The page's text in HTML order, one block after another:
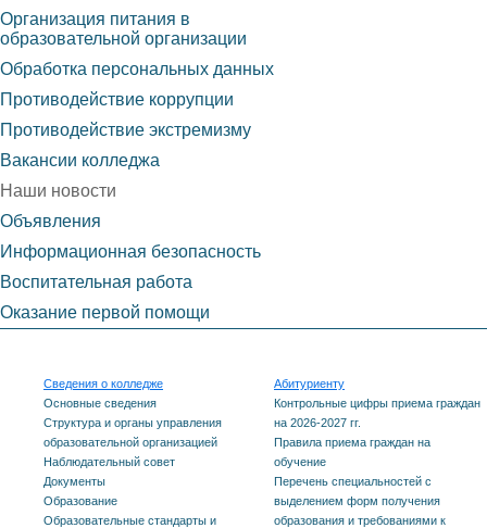
Организация питания в
образовательной организации
Обработка персональных данных
Противодействие коррупции
Противодействие экстремизму
Вакансии колледжа
Наши новости
Объявления
Информационная безопасность
Воспитательная работа
Оказание первой помощи
Сведения о колледже
Основные сведения
Структура и органы управления
образовательной организацией
Наблюдательный совет
Документы
Образование
Образовательные стандарты и
Абитуриенту
Контрольные цифры приема граждан
на 2026-2027 гг.
Правила приема граждан на
обучение
Перечень специальностей с
выделением форм получения
образования и требованиями к